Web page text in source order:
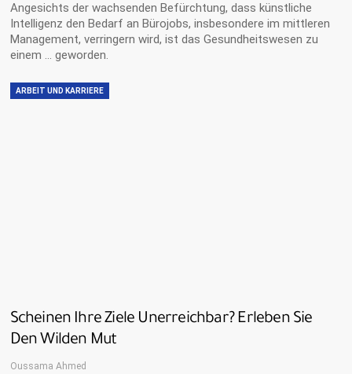
Angesichts der wachsenden Befürchtung, dass künstliche
Intelligenz den Bedarf an Bürojobs, insbesondere im mittleren
Management, verringern wird, ist das Gesundheitswesen zu
einem … geworden.
ARBEIT UND KARRIERE
Scheinen Ihre Ziele Unerreichbar? Erleben Sie
Den Wilden Mut
Oussama Ahmed